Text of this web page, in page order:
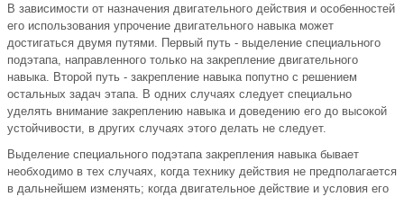
В зависимости от назначения двигательного действия и особенностей
его использования упрочение двигательного навыка может
достигаться двумя путями. Первый путь - выделение специального
подэтапа, направленного только на закрепление двигательного
навыка. Второй путь - закрепление навыка попутно с решением
остальных задач этапа. В одних случаях следует специально
уделять внимание закреплению навыка и доведению его до высокой
устойчивости, в других случаях этого делать не следует.
Выделение специального подэтапа закрепления навыка бывает
необходимо в тех случаях, когда технику действия не предполагается
в дальнейшем изменять; когда двигательное действие и условия его